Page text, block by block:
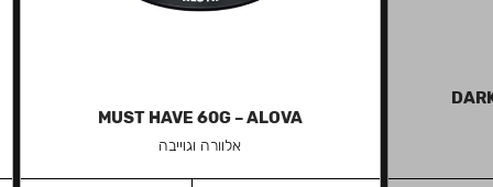
MUST HAVE 60G – ALOVA
אלוורה וגוייבה